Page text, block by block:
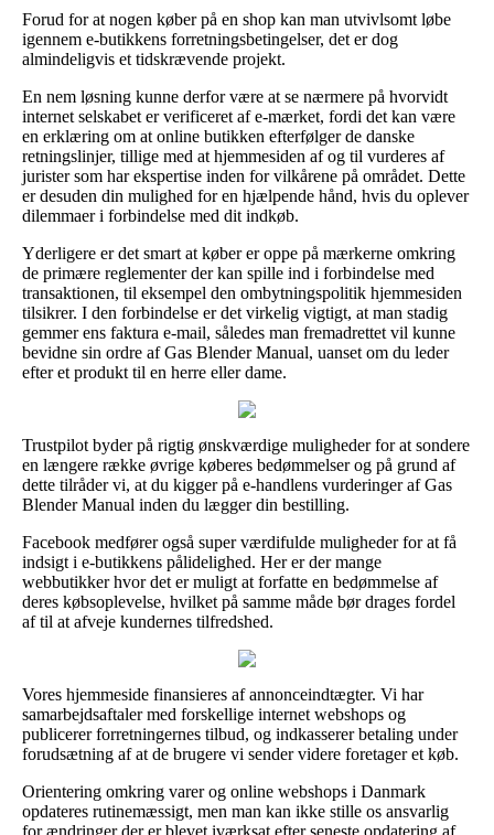
Forud for at nogen køber på en shop kan man utvivlsomt løbe
igennem e-butikkens forretningsbetingelser, det er dog
almindeligvis et tidskrævende projekt.
En nem løsning kunne derfor være at se nærmere på hvorvidt
internet selskabet er verificeret af e-mærket, fordi det kan være
en erklæring om at online butikken efterfølger de danske
retningslinjer, tillige med at hjemmesiden af og til vurderes af
jurister som har ekspertise inden for vilkårene på området. Dette
er desuden din mulighed for en hjælpende hånd, hvis du oplever
dilemmaer i forbindelse med dit indkøb.
Yderligere er det smart at køber er oppe på mærkerne omkring
de primære reglementer der kan spille ind i forbindelse med
transaktionen, til eksempel den ombytningspolitik hjemmesiden
tilsikrer. I den forbindelse er det virkelig vigtigt, at man stadig
gemmer ens faktura e-mail, således man fremadrettet vil kunne
bevidne sin ordre af Gas Blender Manual, uanset om du leder
efter et produkt til en herre eller dame.
Trustpilot byder på rigtig ønskværdige muligheder for at sondere
en længere række øvrige køberes bedømmelser og på grund af
dette tilråder vi, at du kigger på e-handlens vurderinger af Gas
Blender Manual inden du lægger din bestilling.
Facebook medfører også super værdifulde muligheder for at få
indsigt i e-butikkens pålidelighed. Her er der mange
webbutikker hvor det er muligt at forfatte en bedømmelse af
deres købsoplevelse, hvilket på samme måde bør drages fordel
af til at afveje kundernes tilfredshed.
Vores hjemmeside finansieres af annonceindtægter. Vi har
samarbejdsaftaler med forskellige internet webshops og
publicerer forretningernes tilbud, og indkasserer betaling under
forudsætning af at de brugere vi sender videre foretager et køb.
Orientering omkring varer og online webshops i Danmark
opdateres rutinemæssigt, men man kan ikke stille os ansvarlig
for ændringer der er blevet iværksat efter seneste opdatering af